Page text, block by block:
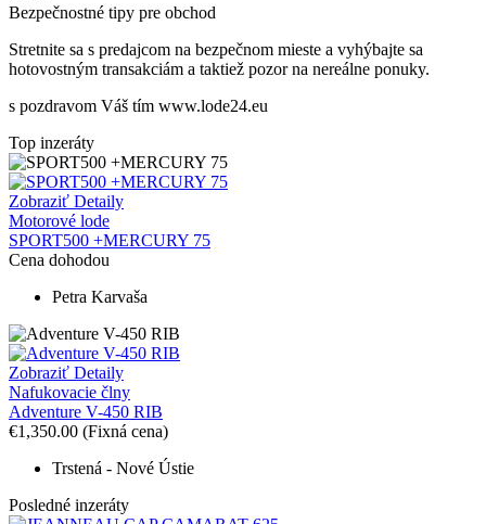
Bezpečnostné tipy pre obchod
Stretnite sa s predajcom na bezpečnom mieste a vyhýbajte sa
hotovostným transakciám a taktiež pozor na nereálne ponuky.
s pozdravom Váš tím www.lode24.eu
Top inzeráty
Zobraziť Detaily
Motorové lode
SPORT500 +MERCURY 75
Cena dohodou
Petra Karvaša
Zobraziť Detaily
Nafukovacie člny
Adventure V-450 RIB
€1,350.00 (Fixná cena)
Trstená - Nové Ústie
Posledné inzeráty